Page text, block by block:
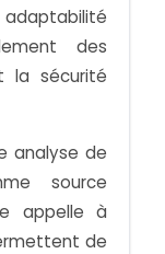
adaptabilité
des
la sécurité
analyse de
source
appelle à
de